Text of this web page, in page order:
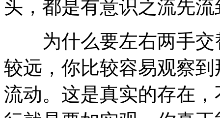
头，都是有意识之流先
为什么要左右两手交
较远，你比较容易观察
流动。这是真实的存在